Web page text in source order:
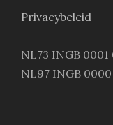
Privacybeleid
NL73 INGB
NL97 INGB